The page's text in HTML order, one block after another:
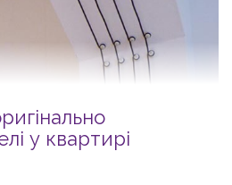
у квартирі